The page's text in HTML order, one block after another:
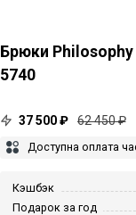
Брюки
5740
37 500 ₽ 62 450 ₽
Доступна оплата
Кэшбэк
Подарок за год